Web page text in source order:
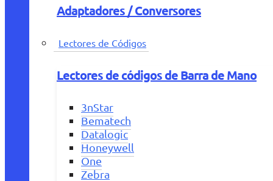
Adaptadores / Conversores
Lectores de Códigos
Lectores de códigos de Barra de Mano
3nStar
Bematech
Datalogic
Honeywell
One
Zebra